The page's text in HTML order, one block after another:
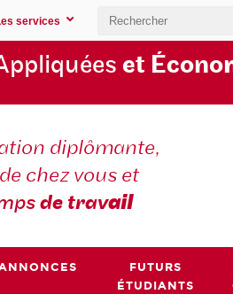
services
et Écono
diplômante,
chez vous et
de travail
FUTURS
ÉTUDIANTS